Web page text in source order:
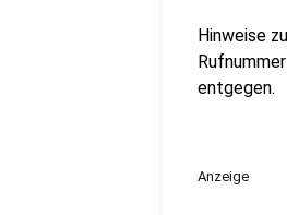
Hinweise
entgegen.
Anzeige